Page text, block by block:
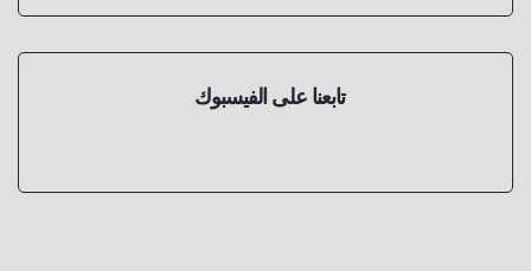
تابعنا على الفيسبوك